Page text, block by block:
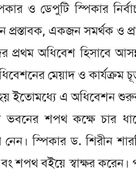
ও ডেপুটি স্পিকার
একজন সমর্থক ও
অধিবেশ হিসাবে
মেয়াদ ও কার্যক্রম
ইতোমধ্যে এ অধিবেশন শুরুর
ভবনের শপথ কক্ষে চার
স্পিকার ড. শিরীন
শপথ বইয়ে স্বাক্ষর করেন।